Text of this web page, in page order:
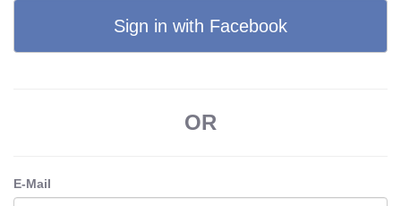
Sign in with Facebook
OR
E-Mail